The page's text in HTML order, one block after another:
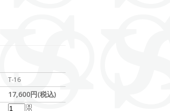
T-16
17,600円(税込)